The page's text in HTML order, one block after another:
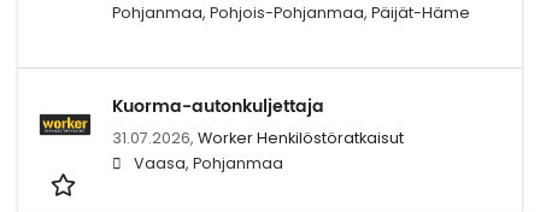
Pohjanmaa, Pohjois-Pohjanmaa, Päijät-Häme
Kuorma-autonkuljettaja
31.07.2026, Worker Henkilöstöratkaisut
Vaasa, Pohjanmaa